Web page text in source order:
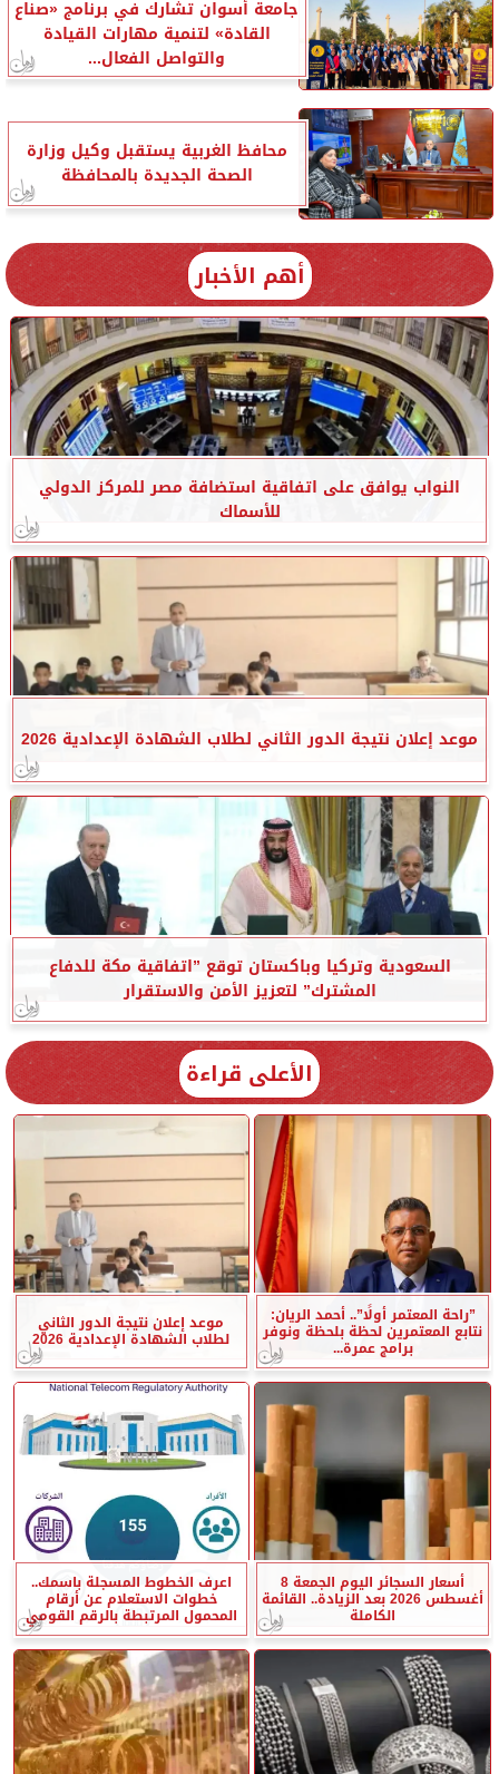
جامعة أسوان تشارك في برنامج «صناع
القادة» لتنمية مهارات القيادة
والتواصل الفعال...
محافظ الغربية يستقبل وكيل وزارة
الصحة الجديدة بالمحافظة
أهم الأخبار
النواب يوافق على اتفاقية استضافة مصر للمركز الدولي
للأسماك
موعد إعلان نتيجة الدور الثاني لطلاب الشهادة الإعدادية 2026
السعودية وتركيا وباكستان توقع ”اتفاقية مكة للدفاع
المشترك” لتعزيز الأمن والاستقرار
الأعلى قراءة
”راحة المعتمر أولًا”.. أحمد الريان:
نتابع المعتمرين لحظة بلحظة ونوفر
برامج عمرة...
موعد إعلان نتيجة الدور الثاني
لطلاب الشهادة الإعدادية 2026
أسعار السجائر اليوم الجمعة 8
أغسطس 2026 بعد الزيادة.. القائمة
الكاملة
اعرف الخطوط المسجلة باسمك..
خطوات الاستعلام عن أرقام
المحمول المرتبطة بالرقم القومي